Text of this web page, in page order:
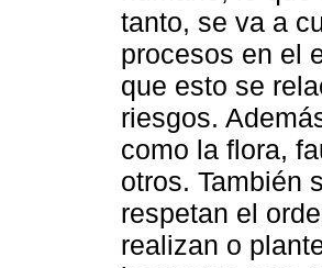
tanto, se va a
procesos en el
que esto se
riesgos.
como la flora,
otros. También
respetan el
realizan o